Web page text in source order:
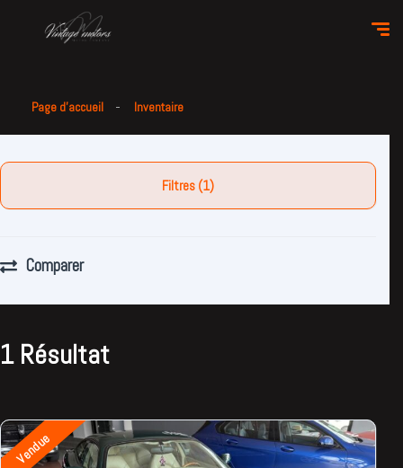
Page d'accueil Inventaire
Filtres (1)
Comparer
1 Résultat
Vendue